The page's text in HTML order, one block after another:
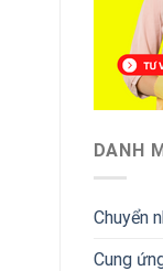
DANH
Chuyển
Cung